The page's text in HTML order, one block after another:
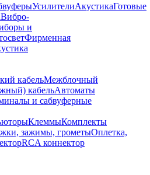
УсилителиАкустикаГотовые
Вибро-
и
Фирменная
кабельМежблочный
кабельАвтоматы
и сабвуферные
КлеммыКомплекты
зажимы, грометыОплетка,
RCA коннектор